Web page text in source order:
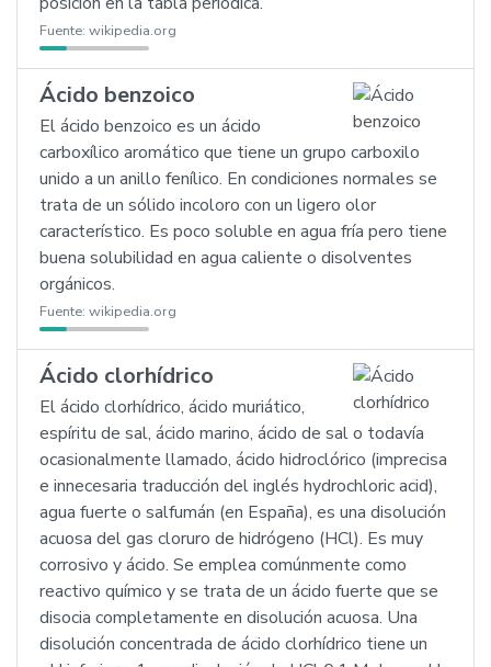
Fuente: wikipedia.org
Ácido benzoico
El ácido benzoico es un ácido
carboxílico aromático que tiene un grupo carboxilo
unido a un anillo fenílico. En condiciones normales se
trata de un sólido incoloro con un ligero olor
característico. Es poco soluble en agua fría pero tiene
buena solubilidad en agua caliente o disolventes
orgánicos.
Fuente: wikipedia.org
Ácido clorhídrico
El ácido clorhídrico, ácido muriático,
espíritu de sal, ácido marino, ácido de sal o todavía
ocasionalmente llamado, ácido hidroclórico (imprecisa
e innecesaria traducción del inglés hydrochloric acid),
agua fuerte o salfumán (en España), es una disolución
acuosa del gas cloruro de hidrógeno (HCl). Es muy
corrosivo y ácido. Se emplea comúnmente como
reactivo químico y se trata de un ácido fuerte que se
disocia completamente en disolución acuosa. Una
disolución concentrada de ácido clorhídrico tiene un